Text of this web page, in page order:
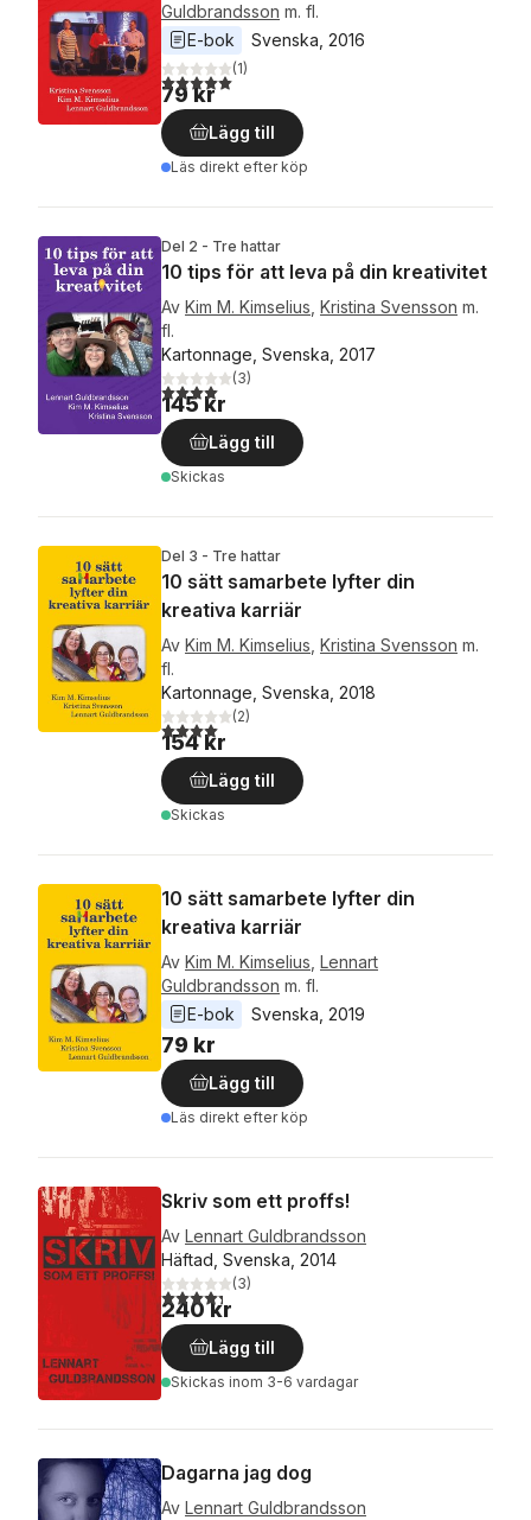
Guldbrandsson m. fl.
E-bok
Svenska 2016
5,0utav 5 stjärnor. Totalt antal röster:
(1)
79 kr
Lägg till
Läs direkt efter köp
Del 2 - Tre hattar
10 tips för att leva på din kreativitet
Av Kim M. Kimselius Kristina Svensson m.
fl.
Kartonnage, Svenska, 2017
4,0utav 5 stjärnor. Totalt antal röster:
(3)
145 kr
Lägg till
Skickas
Del 3 - Tre hattar
10 sätt samarbete lyfter din
kreativa karriär
Av Kim M. Kimselius Kristina Svensson m.
fl.
Kartonnage, Svenska, 2018
4,0utav 5 stjärnor. Totalt antal röster:
(2)
154 kr
Lägg till
Skickas
10 sätt samarbete lyfter din
kreativa karriär
Av Kim M. Kimselius Lennart
Guldbrandsson m. fl.
E-bok
Svenska 2019
79 kr
Lägg till
Läs direkt efter köp
Skriv som ett proffs!
Av Lennart Guldbrandsson
Häftad, Svenska, 2014
4,3utav 5 stjärnor. Totalt antal röster:
(3)
240 kr
Lägg till
Skickas inom 3-6 vardagar
Dagarna jag dog
Av Lennart Guldbrandsson